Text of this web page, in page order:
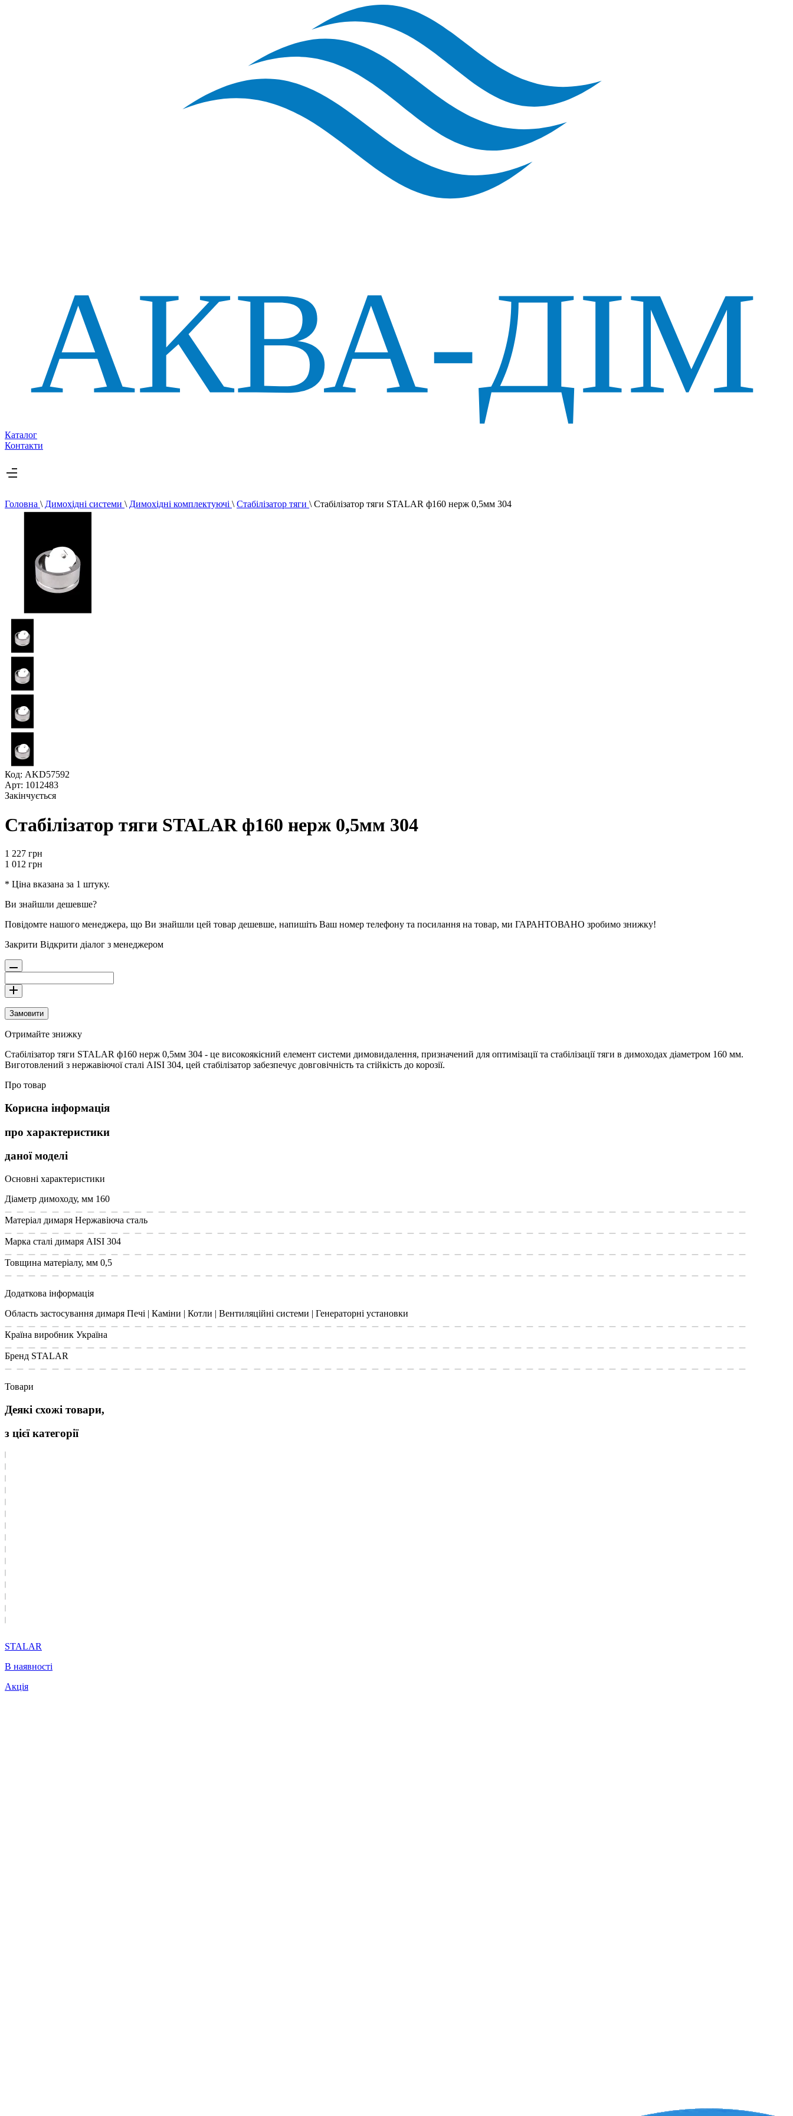
Каталог
Контакти
Головна \ Димохідні системи \ Димохідні комплектуючі \ Стабілізатор тяги \ Стабілізатор тяги STALAR ф160 нерж 0,5мм 304
Код: AKD57592
Арт: 1012483
Закінчується
Стабілізатор тяги STALAR ф160 нерж 0,5мм 304
1 227 грн
1 012 грн
* Ціна вказана за 1 штуку.
Ви знайшли дешевше?
Повідомте нашого менеджера, що Ви знайшли цей товар дешевше, напишіть Ваш номер телефону та посилання на товар, ми ГАРАНТОВАНО зробимо знижку!
Закрити Відкрити діалог з менеджером
Замовити
Отримайте знижку
Стабілізатор тяги STALAR ф160 нерж 0,5мм 304 - це високоякісний елемент системи димовидалення, призначений для оптимізації та стабілізації тяги в димоходах діаметром 160 мм.
Виготовлений з нержавіючої сталі AISI 304, цей стабілізатор забезпечує довговічність та стійкість до корозії.
Про товар
Корисна інформація
про характеристики
даної моделі
Основні характеристики
Діаметр димоходу, мм 160
Матеріал димаря Нержавіюча сталь
Марка сталі димаря AISI 304
Товщина матеріалу, мм 0,5
Додаткова інформація
Область застосування димаря Печі | Каміни | Котли | Вентиляційні системи | Генераторні установки
Країна виробник Україна
Бренд STALAR
Товари
Деякі схожі товари,
з цієї категорії
STALAR
В наявності
Акція